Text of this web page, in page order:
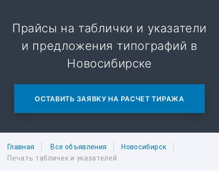
Прайсы на таблички и указатели
и предложения типографий в
Новосибирске
ОСТАВИТЬ ЗАЯВКУ НА РАСЧЕТ ТИРАЖА
Главная Все объявления
Новосибирск
Печать табличек и указателей